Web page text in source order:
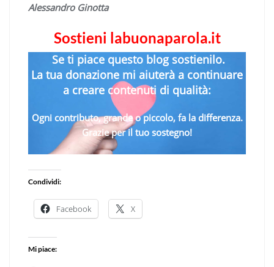
Alessandro Ginotta
Sostieni labuonaparola.it
Se ti piace questo blog sostienilo.
La tua donazione mi aiuterà a continuare
a creare contenuti di qualità:
Ogni contributo, grande o piccolo, fa la differenza.
Grazie per il tuo sostegno!
Condividi:
Facebook X
Mi piace: